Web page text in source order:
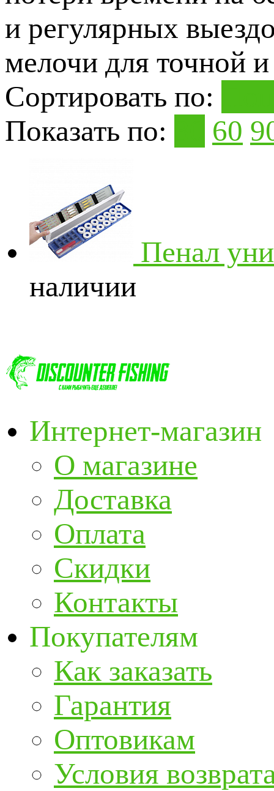
и регулярных
мелочи для точной
Сортировать по:
Показать по:
60
Пенал
наличии
Интернет-магазин
О магазине
Доставка
Оплата
Скидки
Контакты
Покупателям
Как заказать
Гарантия
Оптовикам
Условия